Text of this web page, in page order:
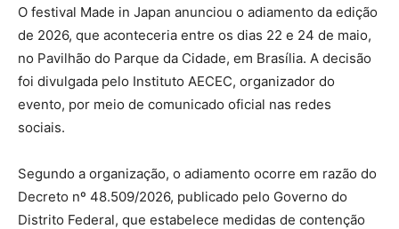
O festival Made in Japan anunciou o adiamento da edição
de 2026, que aconteceria entre os dias 22 e 24 de maio,
no Pavilhão do Parque da Cidade, em Brasília. A decisão
foi divulgada pelo Instituto AECEC, organizador do
evento, por meio de comunicado oficial nas redes
sociais.
Segundo a organização, o adiamento ocorre em razão do
Decreto nº 48.509/2026, publicado pelo Governo do
Distrito Federal, que estabelece medidas de contenção